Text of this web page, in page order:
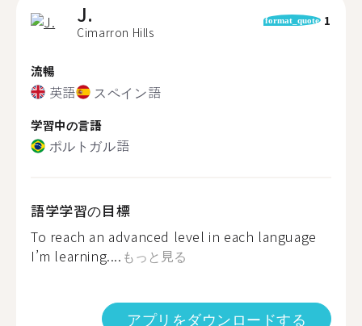
J.
Cimarron Hills
format_quote 1
流暢
英語 スペイン語
学習中の言語
ポルトガル語
語学学習の目標
To reach an advanced level in each language
I’m learning.... もっと見る
アプリをダウンロードする